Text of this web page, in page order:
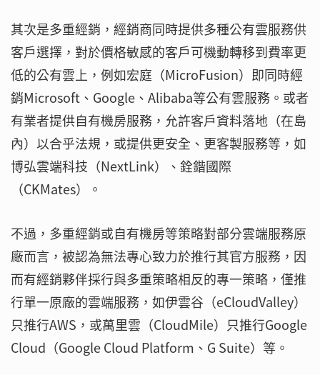
其次是多重經銷，經銷商同時提供多種公有雲服務供
客戶選擇，對於價格敏感的客戶可機動轉移到費率更
低的公有雲上，例如宏庭（MicroFusion）即同時經
銷Microsoft、Google、Alibaba等公有雲服務。或者
有業者提供自有機房服務，允許客戶資料落地（在島
內）以合乎法規，或提供更安全、更客製服務等，如
博弘雲端科技（NextLink）、銓鍇國際
（CKMates）。
不過，多重經銷或自有機房等策略對部分雲端服務原
廠而言，被認為無法專心致力於推行其官方服務，因
而有經銷夥伴採行與多重策略相反的專一策略，僅推
行單一原廠的雲端服務，如伊雲谷（eCloudValley）
只推行AWS，或萬里雲（CloudMile）只推行Google
Cloud（Google Cloud Platform、G Suite）等。